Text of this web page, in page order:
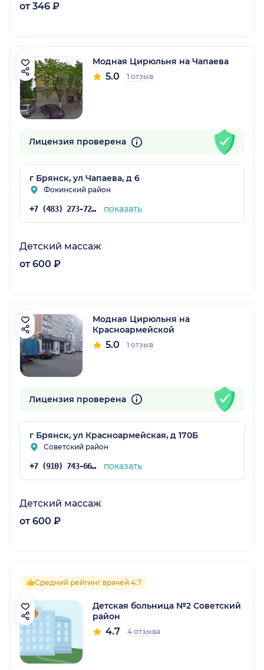
от 346 ₽
Модная Цирюльня на Чапаева
5.0 1 отзыв
Лицензия проверена
г Брянск, ул Чапаева, д 6
Фокинский район
+7 (483) 273-72-92 показать
Детский массаж
от 600 ₽
Модная Цирюльня на
Красноармейской
5.0 1 отзыв
Лицензия проверена
г Брянск, ул Красноармейская, д 170Б
Советский район
+7 (910) 743-66-34 показать
Детский массаж
от 600 ₽
Средний рейтинг врачей 4.7
Детская больница №2 Советский
район
4.7 4 отзыва